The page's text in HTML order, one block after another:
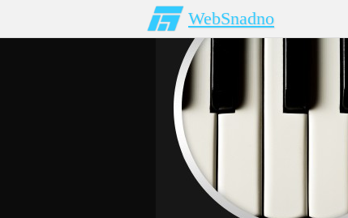
WebSnadno